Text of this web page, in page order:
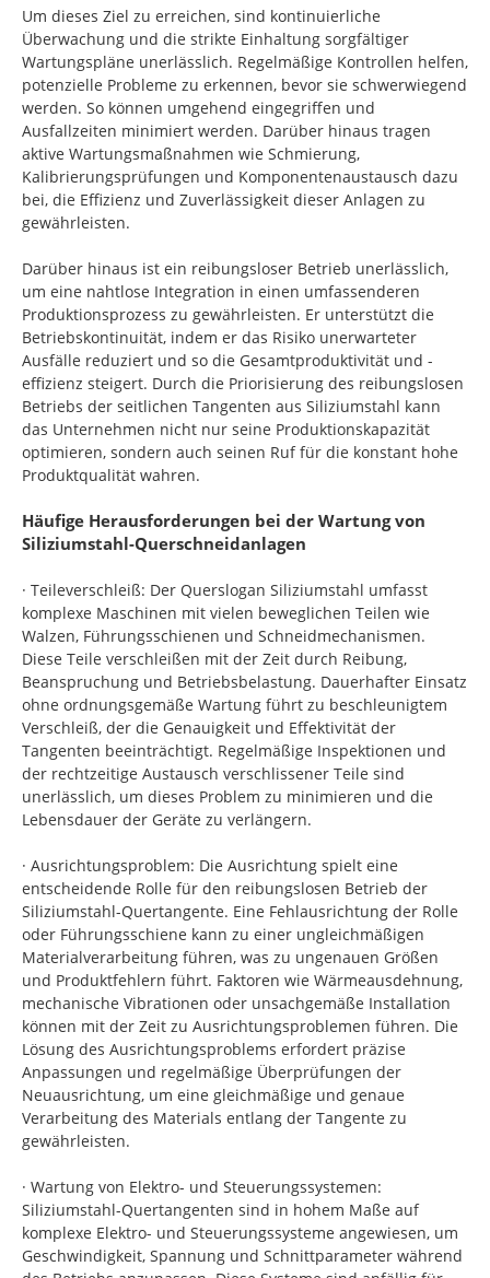
Um dieses Ziel zu erreichen, sind kontinuierliche
Überwachung und die strikte Einhaltung sorgfältiger
Wartungspläne unerlässlich. Regelmäßige Kontrollen helfen,
potenzielle Probleme zu erkennen, bevor sie schwerwiegend
werden. So können umgehend eingegriffen und
Ausfallzeiten minimiert werden. Darüber hinaus tragen
aktive Wartungsmaßnahmen wie Schmierung,
Kalibrierungsprüfungen und Komponentenaustausch dazu
bei, die Effizienz und Zuverlässigkeit dieser Anlagen zu
gewährleisten.
Darüber hinaus ist ein reibungsloser Betrieb unerlässlich,
um eine nahtlose Integration in einen umfassenderen
Produktionsprozess zu gewährleisten. Er unterstützt die
Betriebskontinuität, indem er das Risiko unerwarteter
Ausfälle reduziert und so die Gesamtproduktivität und -
effizienz steigert. Durch die Priorisierung des reibungslosen
Betriebs der seitlichen Tangenten aus Siliziumstahl kann
das Unternehmen nicht nur seine Produktionskapazität
optimieren, sondern auch seinen Ruf für die konstant hohe
Produktqualität wahren.
Häufige Herausforderungen bei der Wartung von
Siliziumstahl-Querschneidanlagen
· Teileverschleiß: Der Querslogan Siliziumstahl umfasst
komplexe Maschinen mit vielen beweglichen Teilen wie
Walzen, Führungsschienen und Schneidmechanismen.
Diese Teile verschleißen mit der Zeit durch Reibung,
Beanspruchung und Betriebsbelastung. Dauerhafter Einsatz
ohne ordnungsgemäße Wartung führt zu beschleunigtem
Verschleiß, der die Genauigkeit und Effektivität der
Tangenten beeinträchtigt. Regelmäßige Inspektionen und
der rechtzeitige Austausch verschlissener Teile sind
unerlässlich, um dieses Problem zu minimieren und die
Lebensdauer der Geräte zu verlängern.
· Ausrichtungsproblem: Die Ausrichtung spielt eine
entscheidende Rolle für den reibungslosen Betrieb der
Siliziumstahl-Quertangente. Eine Fehlausrichtung der Rolle
oder Führungsschiene kann zu einer ungleichmäßigen
Materialverarbeitung führen, was zu ungenauen Größen
und Produktfehlern führt. Faktoren wie Wärmeausdehnung,
mechanische Vibrationen oder unsachgemäße Installation
können mit der Zeit zu Ausrichtungsproblemen führen. Die
Lösung des Ausrichtungsproblems erfordert präzise
Anpassungen und regelmäßige Überprüfungen der
Neuausrichtung, um eine gleichmäßige und genaue
Verarbeitung des Materials entlang der Tangente zu
gewährleisten.
· Wartung von Elektro- und Steuerungssystemen:
Siliziumstahl-Quertangenten sind in hohem Maße auf
komplexe Elektro- und Steuerungssysteme angewiesen, um
Geschwindigkeit, Spannung und Schnittparameter während